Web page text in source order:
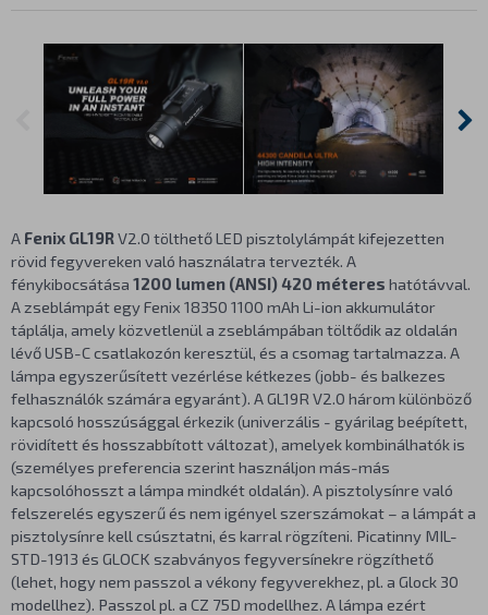
A Fenix GL19RV2.0 tölthető LED pisztolylámpát kifejezetten
rövid fegyvereken való használatra tervezték. A
fénykibocsátása 1200 lumen (ANSI) 420 méteres hatótávval.
A zseblámpát egy Fenix 18350 1100 mAh Li-ion akkumulátor
táplálja, amely közvetlenül a zseblámpában töltődik az oldalán
lévő USB-C csatlakozón keresztül, és a csomag tartalmazza. A
lámpa egyszerűsített vezérlése kétkezes (jobb- és balkezes
felhasználók számára egyaránt). A GL19R V2.0 három különböző
kapcsoló hosszúsággal érkezik (univerzális - gyárilag beépített,
rövidített és hosszabbított változat), amelyek kombinálhatók is
(személyes preferencia szerint használjon más-más
kapcsolóhosszt a lámpa mindkét oldalán). A pisztolysínre való
felszerelés egyszerű és nem igényel szerszámokat – a lámpát a
pisztolysínre kell csúsztatni, és karral rögzíteni. Picatinny MIL-
STD-1913 és GLOCK szabványos fegyversínekre rögzíthető
(lehet, hogy nem passzol a vékony fegyverekhez, pl. a Glock 30
modellhez). Passzol pl. a CZ 75D modellhez. A lámpa ezért